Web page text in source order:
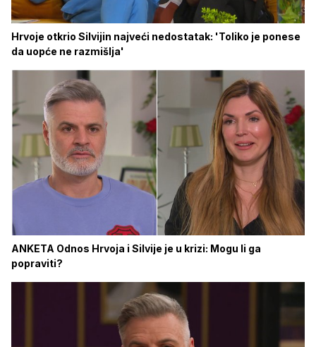
Hrvoje otkrio Silvijin najveći nedostatak: 'Toliko je ponese
da uopće ne razmišlja'
ANKETA Odnos Hrvoja i Silvije je u krizi: Mogu li ga
popraviti?